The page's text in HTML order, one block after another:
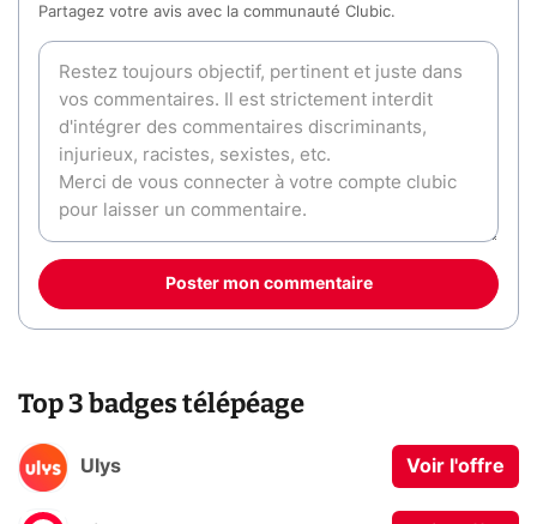
Partagez votre avis avec la communauté Clubic.
Poster mon commentaire
Top 3 badges télépéage
Ulys Voir l'offre